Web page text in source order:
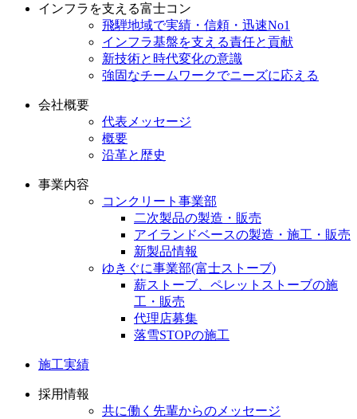
インフラを支える富士コン
飛騨地域で実績・信頼・迅速No1
インフラ基盤を支える責任と貢献
新技術と時代変化の意識
強固なチームワークでニーズに応える
会社概要
代表メッセージ
概要
沿革と歴史
事業内容
コンクリート事業部
二次製品の製造・販売
アイランドベースの製造・施工・販売
新製品情報
ゆきぐに事業部(富士ストーブ)
薪ストーブ、ペレットストーブの施
工・販売
代理店募集
落雪STOPの施工
施工実績
採用情報
共に働く先輩からのメッセージ